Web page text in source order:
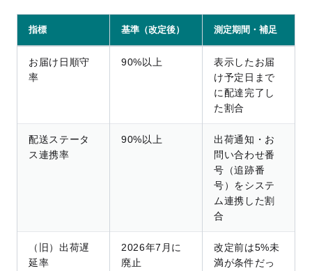
指標 基準（改定後） 測定期間・補足
お届け日順守
率
90%以上
表示したお届
け予定日まで
に配達完了し
た割合
配送ステータ
ス連携率
90%以上
出荷通知・お
問い合わせ番
号（追跡番
号）をシステ
ム連携した割
合
（旧）出荷遅
延率
2026年7月に
廃止
改定前は5%未
満が条件だっ